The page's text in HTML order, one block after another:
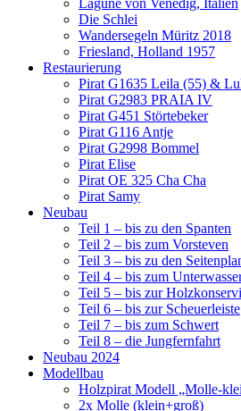
Lagune von Venedig, Italien
Die Schlei
Wandersegeln Müritz 2018
Friesland, Holland 1957
Restaurierung
Pirat G1635 Leila (55) &
Pirat G2983 PRAIA IV
Pirat G451 Störtebeker
Pirat G116 Antje
Pirat G2998 Bommel
Pirat Elise
Pirat OE 325 Cha Cha
Pirat Samy
Neubau
Teil 1 – bis zu den Spanten
Teil 2 – bis zum Vorsteven
Teil 3 – bis zu den
Teil 4 – bis zum
Teil 5 – bis zur
Teil 6 – bis zur Scheuerleiste
Teil 7 – bis zum Schwert
Teil 8 – die Jungfernfahrt
Neubau 2024
Modellbau
Holzpirat Modell „Molle-
2x Molle (klein+groß)